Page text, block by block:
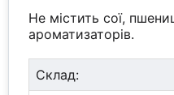
Не містить сої,
ароматизаторів.
Склад: